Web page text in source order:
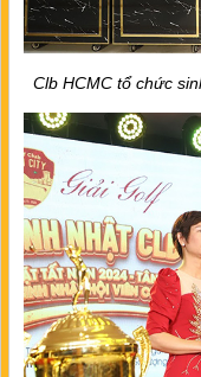
Clb HCMC tổ chức